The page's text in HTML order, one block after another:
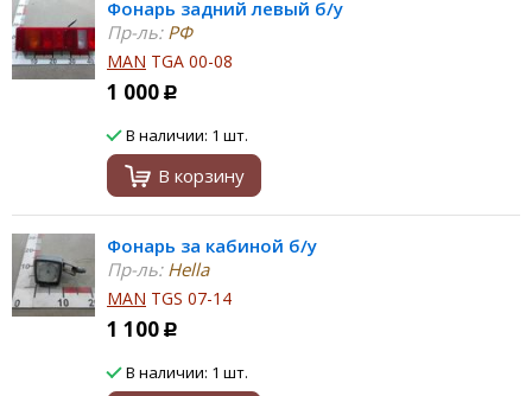
Фонарь задний левый б/у
Пр-ль:РФ
MAN TGA 00-08
1 000 Р
В наличии: 1 шт.
В корзину
Фонарь за кабиной б/у
Пр-ль:Hella
MAN TGS 07-14
1 100 Р
В наличии: 1 шт.